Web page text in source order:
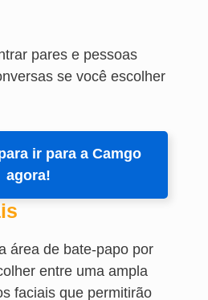
pares e pessoas
se você escolher
ir para a Camgo
agora!
área de bate-papo por
entre uma ampla
faciais que permitirão